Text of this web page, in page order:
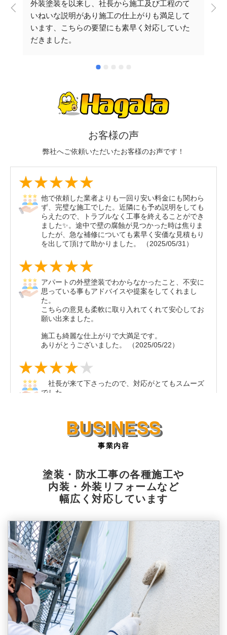
外装塗装を以来し、社長から施工及び工程のて
いねいな説明があり施工の仕上がりも満足して
います、こちらの要望にも素早く対応していた
だきました。
事業内容
塗装・防水工事の各種施工や
内装・外装リフォームなど
幅広く対応しています